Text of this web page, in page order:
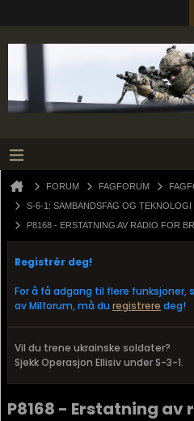
FORUM FAGFORUM
S-6-1: SAMBANDSFAG OG TEKNOLOGI
P8168 - ERSTATNING AV RADIO FOR
Registrér deg!
For å få adgang til flere funksjoner,
av Milforum, må du registrere deg!
Vil du trene ukrainske soldater?
Sjekk Operasjon Ellisiv under S-3-1.
P8168 - Erstatning av